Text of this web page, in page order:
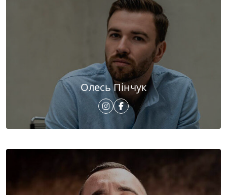
Олесь Пінчук